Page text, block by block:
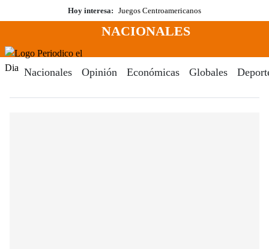
al
Hoy interesa: Juegos Centroamericanos
Menú
NACIONALES
Nacionales Opinión Económicas Globales